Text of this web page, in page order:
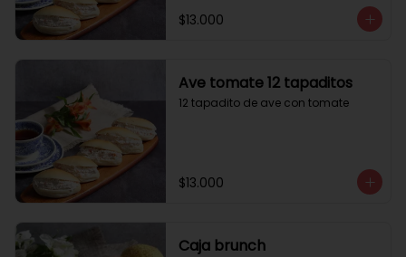
$13.000
Ave tomate 12 tapaditos
12 tapadito de ave con tomate
$13.000
Caja brunch